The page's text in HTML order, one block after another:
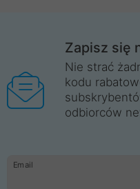
Zapisz się
Nie strać
kodu
odbiorców
Email